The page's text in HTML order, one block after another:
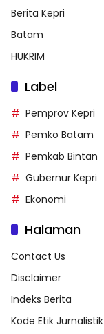
Berita Kepri
Batam
HUKRIM
Label
Pemprov Kepri
Pemko Batam
Pemkab Bintan
Gubernur Kepri
Ekonomi
Halaman
Contact Us
Disclaimer
Indeks Berita
Kode Etik Jurnalistik